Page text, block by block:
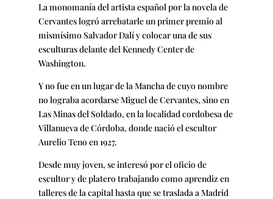
La monomanía del artista español por la novela de
Cervantes logró arrebatarle un primer premio al
mismísimo Salvador Dalí y colocar una de sus
esculturas delante del Kennedy Center de
Washington.
Y no fue en un lugar de la Mancha de cuyo nombre
no lograba acordarse Miguel de Cervantes, sino en
Las Minas del Soldado, en la localidad cordobesa de
Villanueva de Córdoba, donde nació el escultor
Aurelio Teno en 1927.
Desde muy joven, se interesó por el oficio de
escultor y de platero trabajando como aprendiz en
talleres de la capital hasta que se traslada a Madrid